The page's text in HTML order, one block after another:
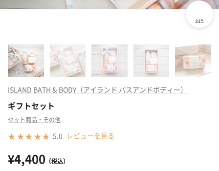
ISLAND BATH & BODY（アイランド バスアンドボディー）
ギフトセット
セット商品・その他
5.0 レビューを見る
¥4,400 （税込）